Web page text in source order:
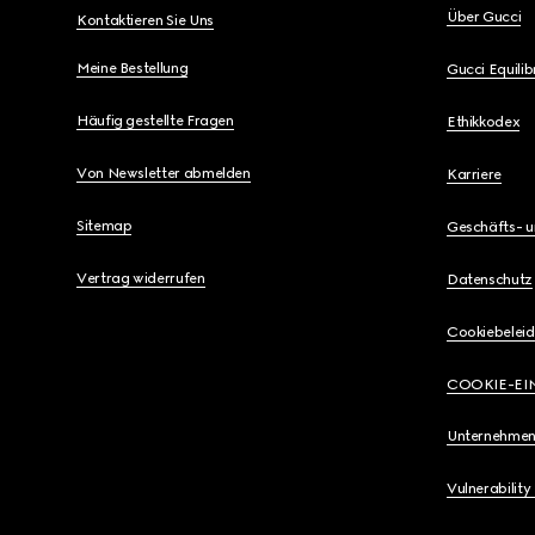
Kontaktieren Sie Uns
Meine Bestellung
Häufig gestellte Fragen
Von Newsletter abmelden
Sitemap
Vertrag widerrufen
Über Gucci
Gucci
Ethikkodex
Karriere
Geschäfts-
Datenschutz
Cookiebeleid
COOKIE-
Vulnerability